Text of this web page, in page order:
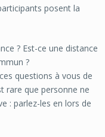
posent la
? Est-ce une distance
?
questions à vous de
rare que personne ne
: parlez-les en lors de